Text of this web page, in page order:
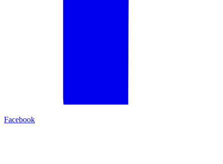
Facebook